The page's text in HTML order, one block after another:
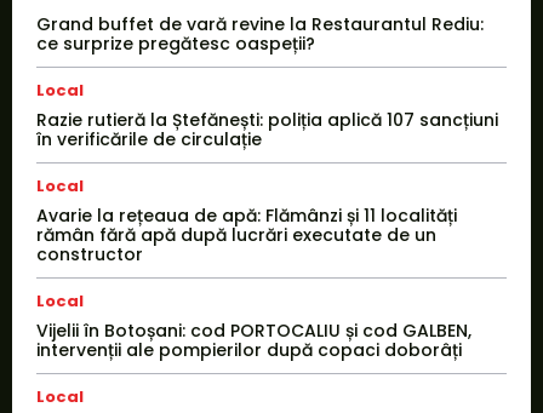
Grand buffet de vară revine la Restaurantul Rediu:
ce surprize pregătesc oaspeții?
Local
Razie rutieră la Ștefănești: poliția aplică 107 sancțiuni
în verificările de circulație
Local
Avarie la rețeaua de apă: Flămânzi și 11 localități
rămân fără apă după lucrări executate de un
constructor
Local
Vijelii în Botoșani: cod PORTOCALIU și cod GALBEN,
intervenții ale pompierilor după copaci doborâți
Local